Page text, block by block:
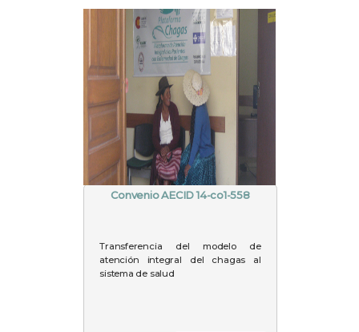
Convenio AECID 14-co1-558
Transferencia del modelo de
atención integral del chagas al
sistema de salud